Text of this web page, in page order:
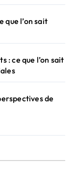
que l’on sait
: ce que l’on sait
de